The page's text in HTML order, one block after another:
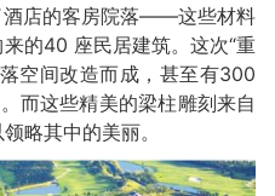
酒店的客房院落——这些材料
的40 座民居建筑。这次“重
空间改造而成，甚至有300
而这些精美的梁柱雕刻来自
略其中的美丽。